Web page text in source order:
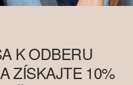
K ODBERU
ZÍSKAJTE 10%